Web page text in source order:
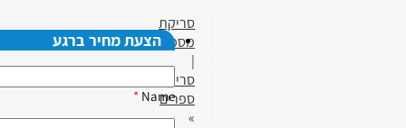
סריקת
מסמכים
|
סריקת
ספרים
»
הצעת מחיר ברגע
Name
*